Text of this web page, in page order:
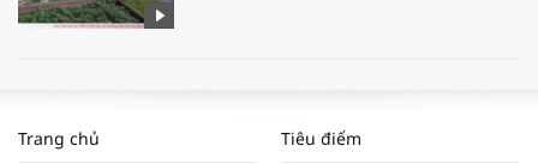
ĐẬP THỊ TRƯỜNG #62
Trang chủ Tiêu điểm